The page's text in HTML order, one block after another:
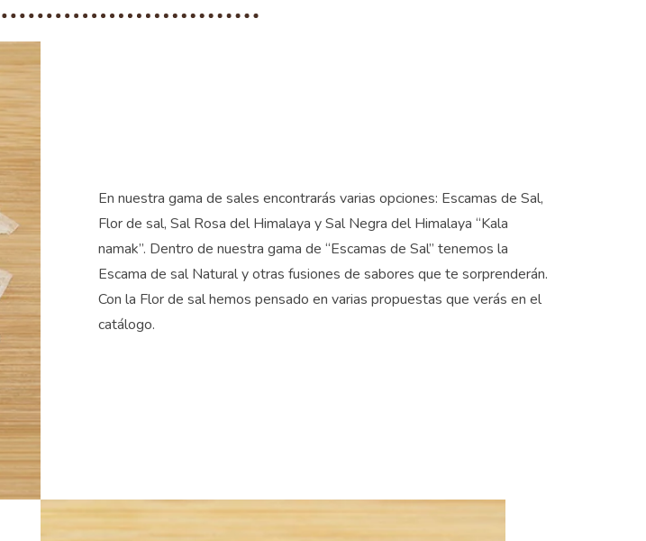
En nuestra gama de sales encontrarás varias opciones: Escamas de Sal,
Flor de sal, Sal Rosa del Himalaya y Sal Negra del Himalaya “Kala
namak”. Dentro de nuestra gama de “Escamas de Sal” tenemos la
Escama de sal Natural y otras fusiones de sabores que te sorprenderán.
Con la Flor de sal hemos pensado en varias propuestas que verás en el
catálogo.